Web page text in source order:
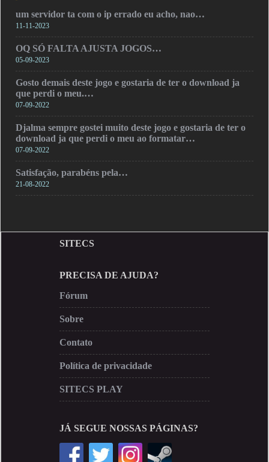
um servidor ta com o ip errado eu acho, nao…
11-11-2023
OQ SÓ FALTA AJUSTA JOGOS…
05-09-2023
Gosto demais deste jogo e gostaria de ter o download ja
que perdi o meu.…
07-09-2022
Djalma sempre gostei muito deste jogo e gostaria de ter o
download ja que perdi o meu ao formatar…
07-09-2022
Satisfação, parabéns pela…
21-08-2022
SITECS
PRECISA DE AJUDA?
Fórum
Sobre
Contato
Política de privacidade
SITECS PLAY
JÁ SEGUE NOSSAS PÁGINAS?